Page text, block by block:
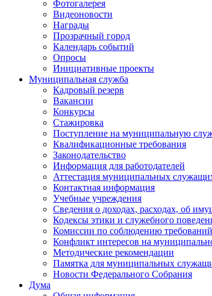
Фотогалерея
Видеоновости
Награды
Прозрачный город
Календарь событий
Опросы
Инициативные проекты
Муниципальная служба
Кадровый резерв
Вакансии
Конкурсы
Стажировка
Поступление на муниципальную
Квалификационные требования
Законодательство
Информация для работодателей
Аттестация муниципальных
Контактная информация
Учебные учреждения
Сведения о доходах, расходах, об
Кодексы этики и служебного
Комиссии по соблюдению
Конфликт интересов на
Методические рекомендации
Памятка для муниципальных
Новости Федерального Cобрания
Дума